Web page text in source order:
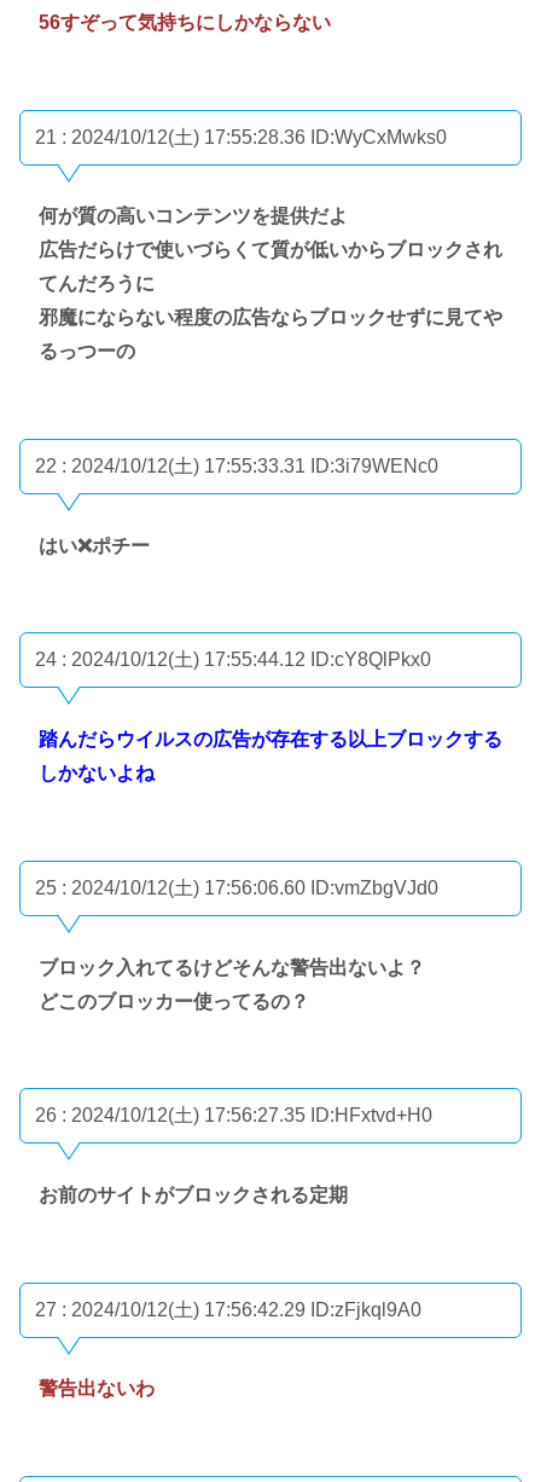
56すぞって気持ちにしかならない
21 : 2024/10/12(土) 17:55:28.36 ID:WyCxMwks0
何が質の高いコンテンツを提供だよ
広告だらけで使いづらくて質が低いからブロックされ
てんだろうに
邪魔にならない程度の広告ならブロックせずに見てや
るっつーの
22 : 2024/10/12(土) 17:55:33.31 ID:3i79WENc0
はい❌ポチー
24 : 2024/10/12(土) 17:55:44.12 ID:cY8QlPkx0
踏んだらウイルスの広告が存在する以上ブロックする
しかないよね
25 : 2024/10/12(土) 17:56:06.60 ID:vmZbgVJd0
ブロック入れてるけどそんな警告出ないよ？
どこのブロッカー使ってるの？
26 : 2024/10/12(土) 17:56:27.35 ID:HFxtvd+H0
お前のサイトがブロックされる定期
27 : 2024/10/12(土) 17:56:42.29 ID:zFjkql9A0
警告出ないわ